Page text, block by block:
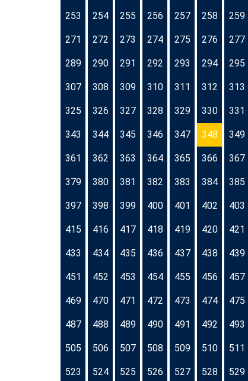
253 254 255 256 257 258 259
271 272 273 274 275 276 277
289 290 291 292 293 294 295
307 308 309 310 311 312 313
325 326 327 328 329 330 331
343 344 345 346 347 348 349
361 362 363 364 365 366 367
379 380 381 382 383 384 385
397 398 399 400 401 402 403
415 416 417 418 419 420 421
433 434 435 436 437 438 439
451 452 453 454 455 456 457
469 470 471 472 473 474 475
487 488 489 490 491 492 493
505 506 507 508 509 510 511
523 524 525 526 527 528 529